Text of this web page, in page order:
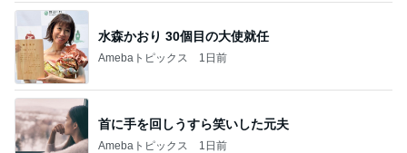
水森かおり 30個目の大使就任
Amebaトピックス 1日前
首に手を回しうすら笑いした元夫
Amebaトピックス 1日前